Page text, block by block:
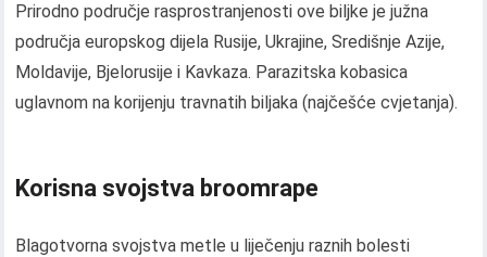
Prirodno područje rasprostranjenosti ove biljke je južna
područja europskog dijela Rusije, Ukrajine, Središnje Azije,
Moldavije, Bjelorusije i Kavkaza. Parazitska kobasica
uglavnom na korijenju travnatih biljaka (najčešće cvjetanja).
Korisna svojstva broomrape
Blagotvorna svojstva metle u liječenju raznih bolesti